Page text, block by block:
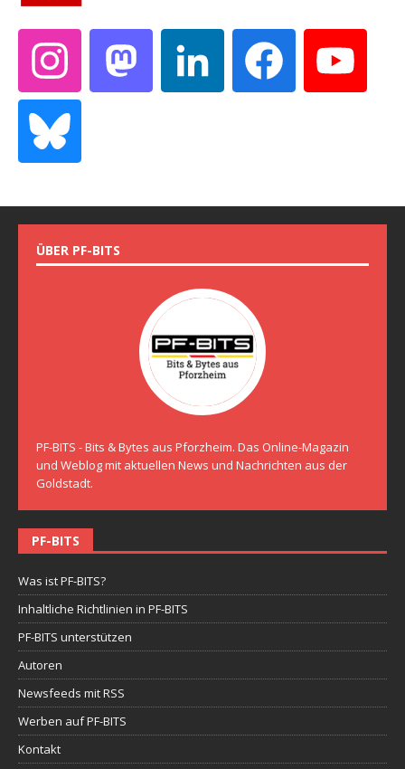
ÜBER PF-BITS
PF-BITS - Bits & Bytes aus Pforzheim. Das Online-Magazin
und Weblog mit aktuellen News und Nachrichten aus der
Goldstadt.
PF-BITS
Was ist PF-BITS?
Inhaltliche Richtlinien in PF-BITS
PF-BITS unterstützen
Autoren
Newsfeeds mit RSS
Werben auf PF-BITS
Kontakt